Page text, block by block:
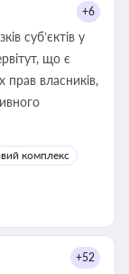
+6
суб’єктів у
що є
власників,
комплекс
+52